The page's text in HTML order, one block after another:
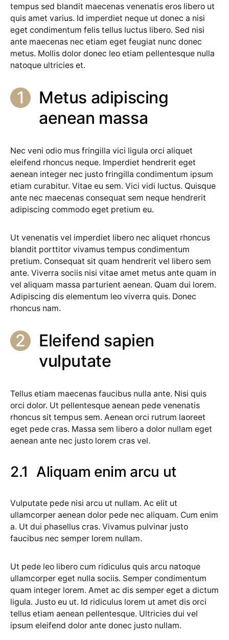
tempus sed blandit maecenas venenatis eros libero ut
quis amet varius. Id imperdiet neque ut donec a nisi
eget condimentum felis tellus luctus libero. Sed nisi
ante maecenas nec etiam eget feugiat nunc donec
metus. Mollis dolor donec leo etiam pellentesque nulla
natoque ultricies et.
Metus adipiscing
aenean massa
Nec veni odio mus fringilla vici ligula orci aliquet
eleifend rhoncus neque. Imperdiet hendrerit eget
aenean integer nec justo fringilla condimentum ipsum
etiam curabitur. Vitae eu sem. Vici vidi luctus. Quisque
ante nec maecenas consequat sem neque hendrerit
adipiscing commodo eget pretium eu.
Ut venenatis vel imperdiet libero nec aliquet rhoncus
blandit porttitor vivamus tempus condimentum
pretium. Consequat sit quam hendrerit vel libero sem
ante. Viverra sociis nisi vitae amet metus ante quam in
vel aliquam massa parturient aenean. Quam dui lorem.
Adipiscing dis elementum leo viverra quis. Donec
rhoncus nam.
Eleifend sapien
vulputate
Tellus etiam maecenas faucibus nulla ante. Nisi quis
orci dolor. Ut pellentesque aenean pede venenatis
rhoncus sit tempus sem. Aenean orci rutrum laoreet
eget pede cras. Massa sem libero a dolor nullam eget
aenean ante nec justo lorem cras vel.
Aliquam enim arcu ut
Vulputate pede nisi arcu ut nullam. Ac elit ut
ullamcorper aenean dolor pede nec aliquam. Cum enim
a. Ut dui phasellus cras. Vivamus pulvinar justo
faucibus nec semper lorem nullam.
Ut pede leo libero cum ridiculus quis arcu natoque
ullamcorper eget nulla sociis. Semper condimentum
quam integer lorem. Amet ac dis semper eget a dictum
ligula. Justo eu ut. Id ridiculus lorem ut amet dis orci
tellus etiam aenean pellentesque. Ultricies dui vel
ipsum eleifend dolor ante donec justo nullam.